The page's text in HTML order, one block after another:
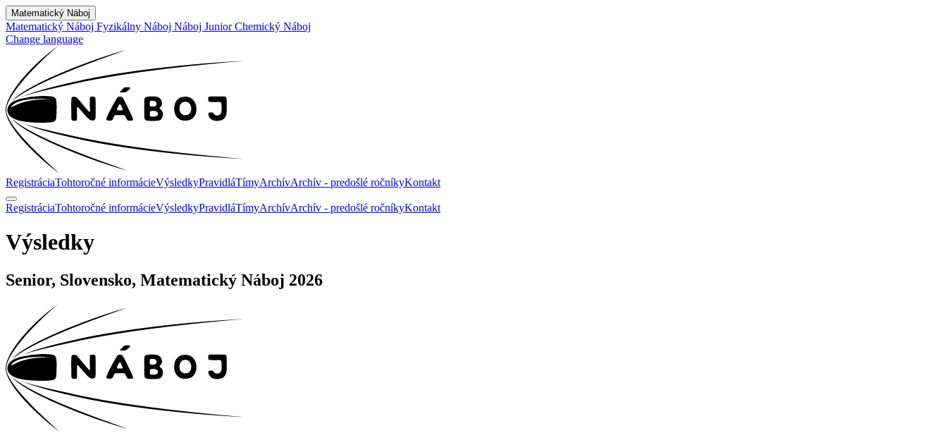
Matematický Náboj
Matematický Náboj Fyzikálny Náboj Náboj JuniorChemický Náboj
Change language
RegistráciaTohtoročné informácieVýsledkyPravidláTímyArchívArchív - predošlé ročníkyKontakt
RegistráciaTohtoročné informácieVýsledkyPravidláTímyArchívArchív - predošlé ročníkyKontakt
Výsledky
Senior, Slovensko, Matematický Náboj 2026